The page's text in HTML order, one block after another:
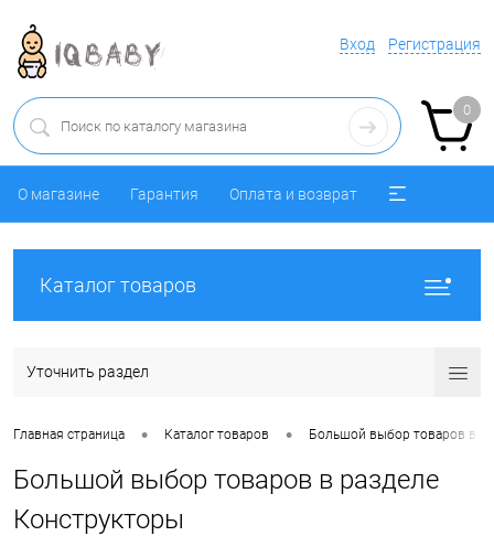
Вход Регистрация
0
О магазине Гарантия Оплата и возврат
Каталог товаров
Уточнить раздел
Главная страница • Каталог товаров • Большой выбор товаров в
Большой выбор товаров в разделе
Конструкторы